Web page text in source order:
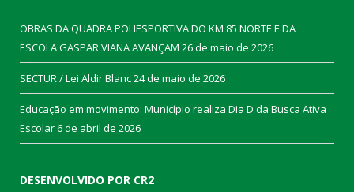
OBRAS DA QUADRA POLIESPORTIVA DO KM 85 NORTE E DA
ESCOLA GASPAR VIANA AVANÇAM 26 de maio de 2026
SECTUR / Lei Aldir Blanc24 de maio de 2026
Educação em movimento: Município realiza Dia D da Busca Ativa
Escolar6 de abril de 2026
DESENVOLVIDO POR CR2